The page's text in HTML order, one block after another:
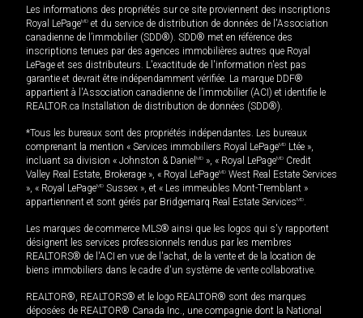
Les informations des propriétés sur ce site proviennent des inscriptions
Royal LePageMD et du service de distribution de données de l'Association
canadienne de l’immobilier (SDD®). SDD® met en référence des
inscriptions tenues par des agences immobilières autres que Royal
LePage et ses distributeurs. L'exactitude de l'information n'est pas
garantie et devrait être indépendamment vérifiée. La marque DDF®
appartient à l'Association canadienne de l’immobilier (ACI) et identifie le
REALTOR.ca Installation de distribution de données (SDD®).
*Tous les bureaux sont des propriétés indépendantes. Les bureaux
comprenant la mention « Services immobiliers Royal LePageMD Ltée »,
incluant sa division « Johnston & Daniel MD », « Royal LePageMD Credit
Valley Real Estate, Brokerage », « Royal LePageMD West Real Estate Services
», « Royal LePageMD Sussex », et « Les immeubles Mont-Tremblant »
appartiennent et sont gérés par Bridgemarq Real Estate ServicesMD.
Les marques de commerce MLS® ainsi que les logos qui s'y rapportent
désignent les services professionnels rendus par les membres
REALTORS® de l'ACI en vue de l'achat, de la vente et de la location de
biens immobiliers dans le cadre d'un système de vente collaborative.
REALTOR®, REALTORS® et le logo REALTOR® sont des marques
déposées de REALTOR® Canada Inc., une compagnie dont la National